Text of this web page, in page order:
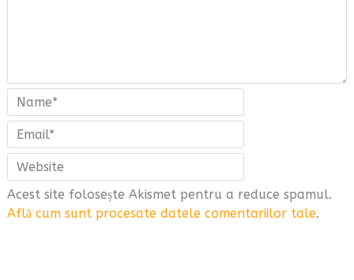
Acest site folosește Akismet pentru a reduce spamul.
Află cum sunt procesate datele comentariilor tale.